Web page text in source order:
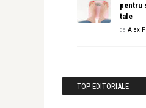
pentru
tale
de Alex
TOP EDITORIALE